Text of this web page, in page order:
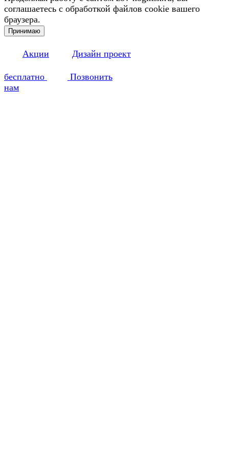
соглашаетесь с обработкой файлов cookie вашего
браузера.
Принимаю
Акции Дизайн проект
бесплатно
Позвонить
нам